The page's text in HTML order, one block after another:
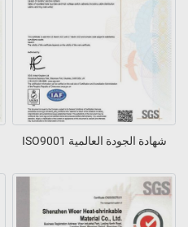
شهادة الجودة العالمية ISO9001